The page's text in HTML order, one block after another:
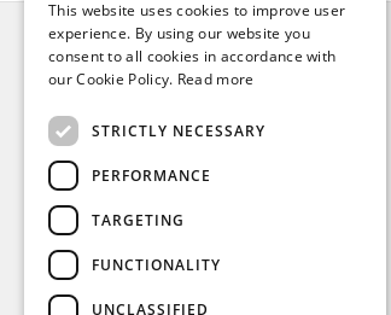
Generelt
Om os
Handelsbetingelser
Privacy Policy
Betalingsmetode
DUTCH
GERMAN
This website uses cookies to improve user
experience. By using our website you
consent to all cookies in accordance with
our Cookie Policy. Read more
STRICTLY NECESSARY
PERFORMANCE
TARGETING
FUNCTIONALITY
UNCLASSIFIED